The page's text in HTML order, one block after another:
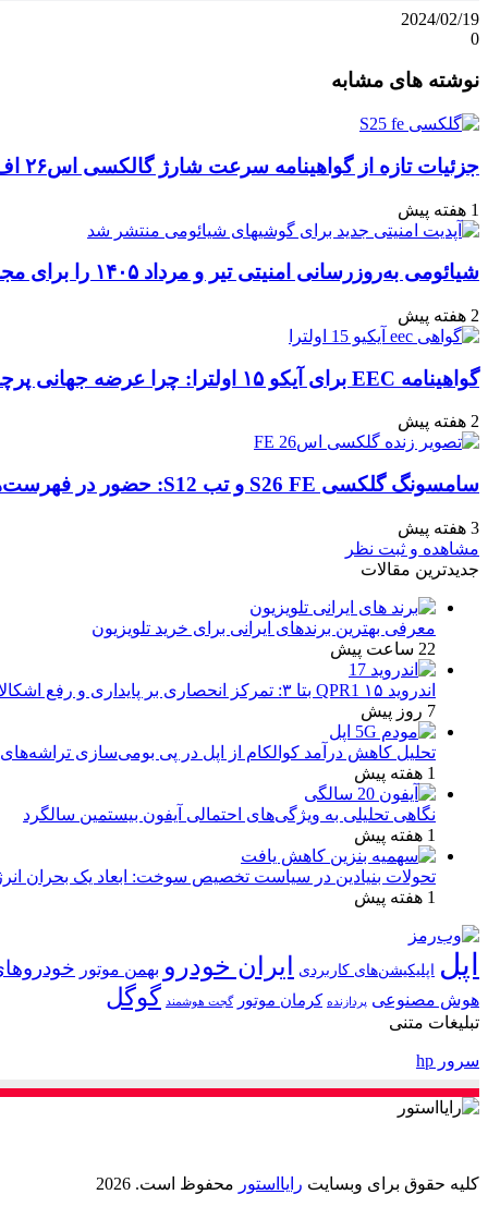
2024/02/19
0
آپ
گذاری
ایمیل
نوشته های مشابه
جزئیات تازه از گواهینامه سرعت شارژ گالکسی اس۲۶ اف‌ای: تحلیل‌ها و انتظارات
1 هفته پیش
شیائومی به‌روزرسانی امنیتی تیر و مرداد ۱۴۰۵ را برای مجموعه‌ای از دستگاه‌ها منتشر کرد: تعهد به امنیت سایبری
2 هفته پیش
گواهینامه EEC برای آیکو ۱۵ اولترا: چرا عرضه جهانی پرچمدار جدید قطعی به نظر می‌رسد؟
2 هفته پیش
سامسونگ گلکسی S26 FE و تب S12: حضور در فهرست‌های آنلاین گوگل و پیش‌بینی عرضه در پاییز ۱۴۰۵
3 هفته پیش
مشاهده و ثبت نظر
جدیدترین مقالات
معرفی بهترین برندهای ایرانی برای خرید تلویزیون
22 ساعت پیش
اندروید ۱۵ QPR1 بتا ۳: تمرکز انحصاری بر پایداری و رفع اشکالات
7 روز پیش
تحلیل کاهش درآمد کوالکام از اپل در پی بومی‌سازی
1 هفته پیش
نگاهی تحلیلی به ویژگی‌های احتمالی آیفون بیستمین سالگرد
1 هفته پیش
تحولات بنیادین در سیاست تخصیص سوخت: ابعاد یک بحران
1 هفته پیش
اپل اپلیکیشن‌های کاربردی ایران خودرو بهمن موتور
هوش مصنوعی پردازنده کرمان موتور گجت هوشمند گوگل
تبلیغات متنی
سرور hp
کلیه حقوق برای وبسایت رایااستور محفوظ است. 2026